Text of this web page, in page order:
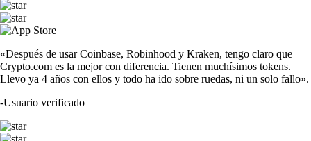
«Después de usar Coinbase, Robinhood y Kraken, tengo claro que
Crypto.com es la mejor con diferencia. Tienen muchísimos tokens.
Llevo ya 4 años con ellos y todo ha ido sobre ruedas, ni un solo fallo».
-Usuario verificado